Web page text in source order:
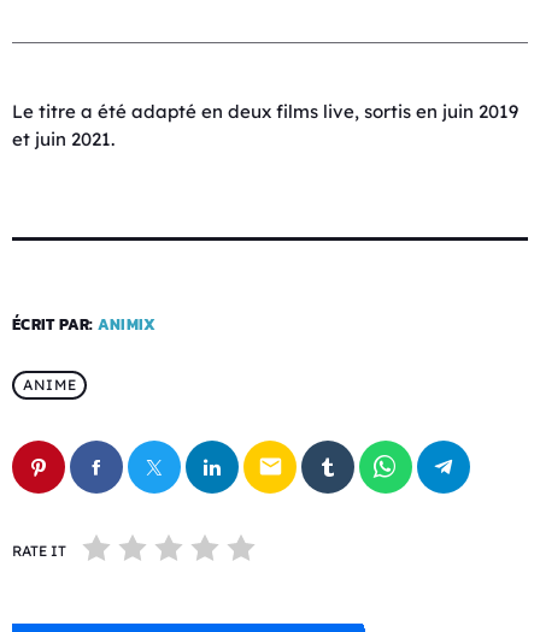
Le titre a été adapté en deux films live, sortis en juin 2019
et juin 2021.
ÉCRIT PAR: ANIMIX
ANIME
email
RATE IT